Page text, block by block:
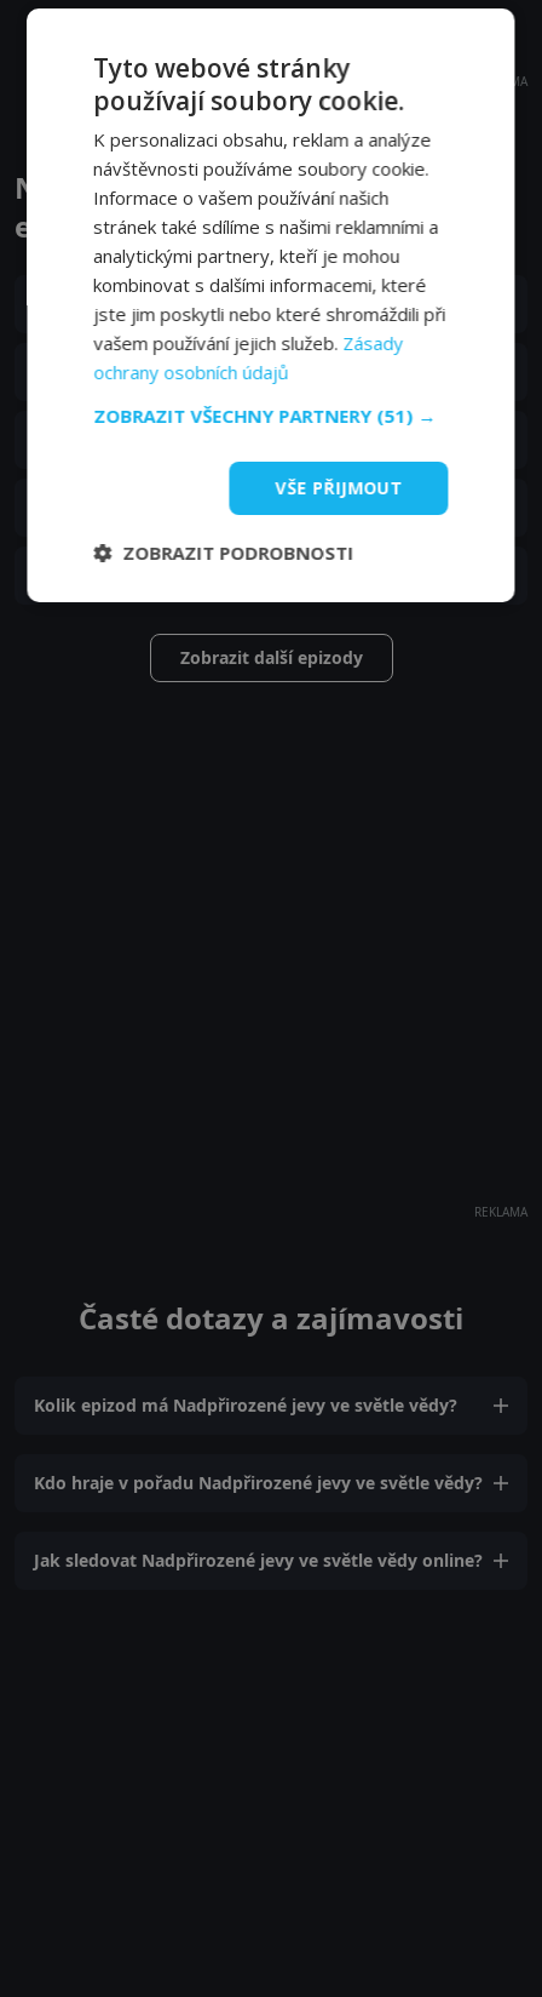
REKLAMA
Nadpřirozené jevy ve světle vědy
epizody
17. epizoda: 17. epizoda
16. epizoda:16. epizoda
14. epizoda
Zobrazit další epizody
REKLAMA
Časté dotazy a zajímavosti
Kolik epizod má Nadpřirozené jevy ve světle vědy?
Kdo hraje v pořadu Nadpřirozené jevy ve světle vědy?
Jak sledovat Nadpřirozené jevy ve světle vědy online?
Tyto webové stránky
používají soubory cookie.
K personalizaci obsahu, reklam a analýze
návštěvnosti používáme soubory cookie.
Informace o vašem používání našich
stránek také sdílíme s našimi reklamními a
analytickými partnery, kteří je mohou
kombinovat s dalšími informacemi, které
jste jim poskytli nebo které shromáždili při
vašem používání jejich služeb. Zásady
ochrany osobních údajů
ZOBRAZIT VŠECHNY PARTNERY (51) →
VŠE PŘIJMOUT
ZOBRAZIT PODROBNOSTI